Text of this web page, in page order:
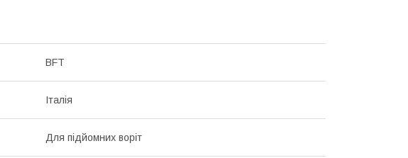
BFT
Італія
Для підйомних воріт